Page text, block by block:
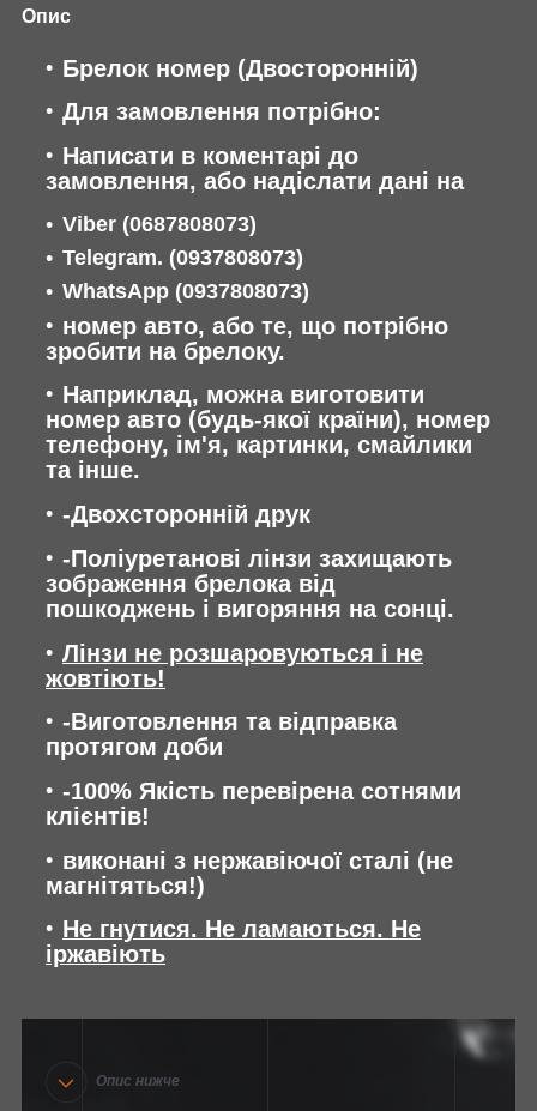
Опис
Брелок номер (Двосторонній)
Для замовлення потрібно:
Написати в коментарі до
замовлення, або надіслати дані на
Viber (0687808073)
Telegram. (0937808073)
WhatsApp (0937808073)
номер авто, або те, що потрібно
зробити на брелоку.
Наприклад, можна виготовити
номер авто (будь-якої країни), номер
телефону, ім'я, картинки, смайлики
та інше.
-Двохсторонній друк
-Поліуретанові лінзи захищають
зображення брелока від
пошкоджень і вигоряння на сонці.
Лінзи не розшаровуються і не
жовтіють!
-Виготовлення та відправка
протягом доби
-100% Якість перевірена сотнями
клієнтів!
виконані з нержавіючої сталі (не
магнітяться!)
Не гнутися. Не ламаються. Не
іржавіють
Опис нижче